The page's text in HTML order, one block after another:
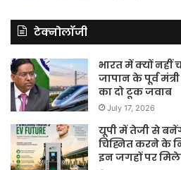
टेक्नोलॉजी
भारत में क्यों नहीं
जापान के पूर्व
का दो टूक जवाब
July 17, 2026
यूपी में तेजी से
चिह्नित करने के
इन जगहों पर